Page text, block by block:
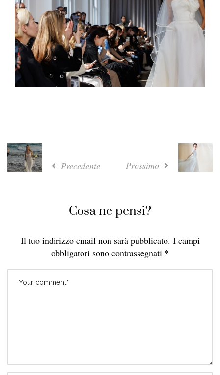
Precedente Prossimo
Cosa ne pensi?
Il tuo indirizzo email non sarà pubblicato. I campi
obbligatori sono contrassegnati *